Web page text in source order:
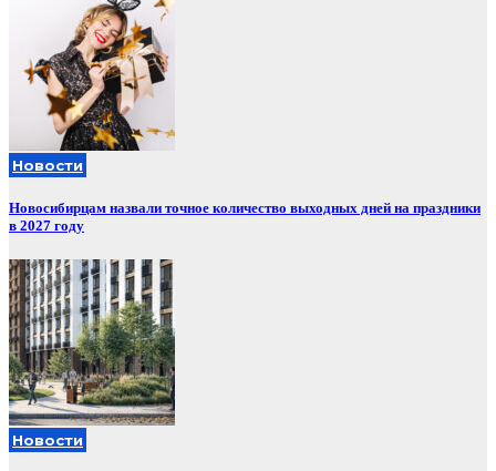
Новости
Новосибирцам назвали точное количество выходных дней на праздники
в 2027 году
Новости